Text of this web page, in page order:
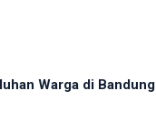
Warga di Bandung